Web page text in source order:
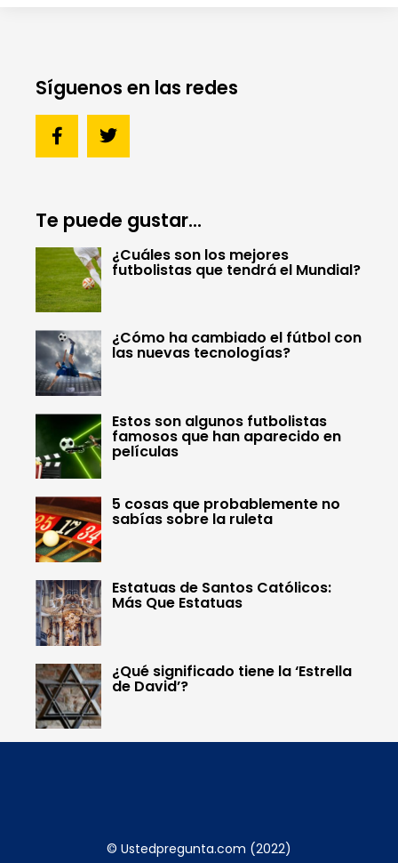
Síguenos en las redes
Te puede gustar...
¿Cuáles son los mejores
futbolistas que tendrá el Mundial?
¿Cómo ha cambiado el fútbol con
las nuevas tecnologías?
Estos son algunos futbolistas
famosos que han aparecido en
películas
5 cosas que probablemente no
sabías sobre la ruleta
Estatuas de Santos Católicos:
Más Que Estatuas
¿Qué significado tiene la ‘Estrella
de David’?
© Ustedpregunta.com (2022)